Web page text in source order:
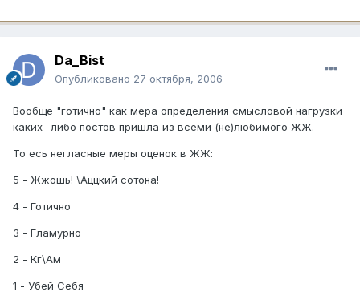
Da_Bist
Опубликовано 27 октября, 2006
Вообще "готично" как мера определения смысловой нагрузки
каких -либо постов пришла из всеми (не)любимого ЖЖ.
То есь негласные меры оценок в ЖЖ:
5 - Жжошь! \Аццкий сотона!
4 - Готично
3 - Гламурно
2 - Кг\Ам
1 - Убей Себя